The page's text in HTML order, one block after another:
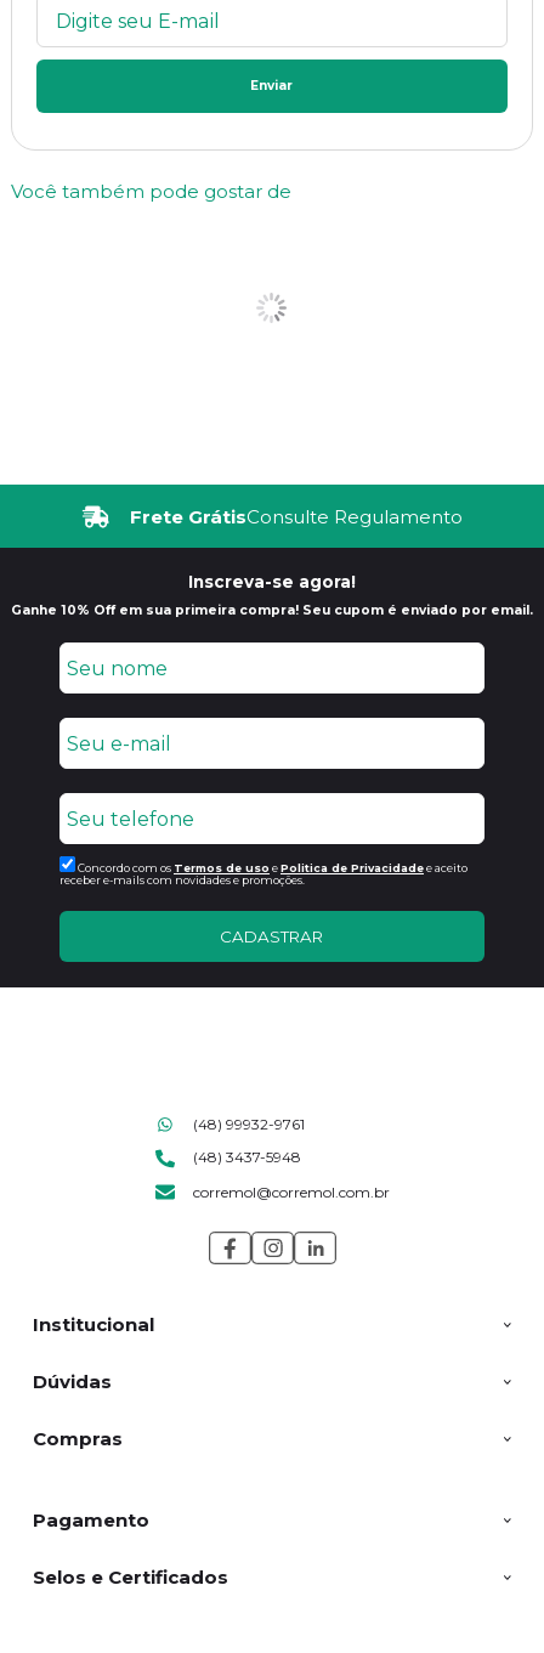
Enviar
Você também pode gostar de
Frete GrátisConsulte Regulamento
Inscreva-se agora!
Ganhe 10% Off em sua primeira compra! Seu cupom é enviado por email.
Concordo com os Termos de uso ePolitica de Privacidadee aceito
receber e-mails com novidades e promoções.
CADASTRAR
Institucional
Dúvidas
Compras
(48) 99932-9761
(48) 3437-5948
corremol@corremol.com.br
Pagamento
Selos e Certificados